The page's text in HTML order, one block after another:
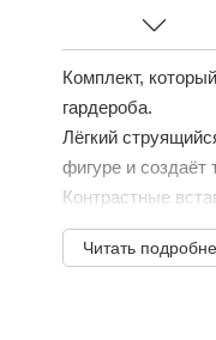
Комплект,
гардероба.
Лёгкий
фигуре и создаёт
Контрастные
Читать